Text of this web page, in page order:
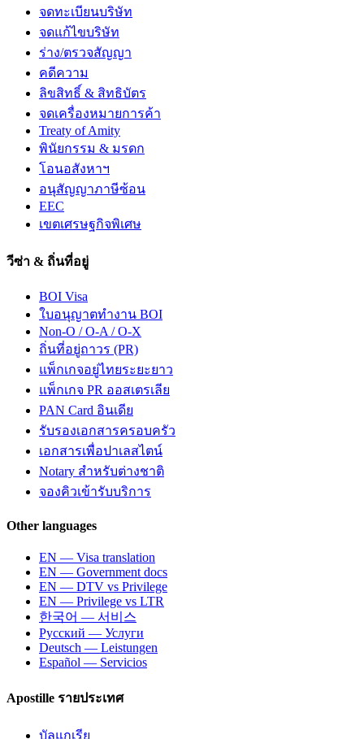
จดทะเบียนบริษัท
จดแก้ไขบริษัท
ร่าง/ตรวจสัญญา
คดีความ
ลิขสิทธิ์ & สิทธิบัตร
จดเครื่องหมายการค้า
Treaty of Amity
พินัยกรรม & มรดก
โอนอสังหาฯ
อนุสัญญาภาษีซ้อน
EEC
เขตเศรษฐกิจพิเศษ
วีซ่า & ถิ่นที่อยู่
BOI Visa
ใบอนุญาตทำงาน BOI
Non-O / O-A / O-X
ถิ่นที่อยู่ถาวร (PR)
แพ็กเกจอยู่ไทยระยะยาว
แพ็กเกจ PR ออสเตรเลีย
PAN Card อินเดีย
รับรองเอกสารครอบครัว
เอกสารเพื่อปาเลสไตน์
Notary สำหรับต่างชาติ
จองคิวเข้ารับบริการ
Other languages
EN — Visa translation
EN — Government docs
EN — DTV vs Privilege
EN — Privilege vs LTR
한국어 — 서비스
Русский — Услуги
Deutsch — Leistungen
Español — Servicios
Apostille รายประเทศ
บัลแกเรีย